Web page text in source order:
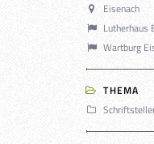
Eisenach
Lutherhaus
Wartburg
THEMA